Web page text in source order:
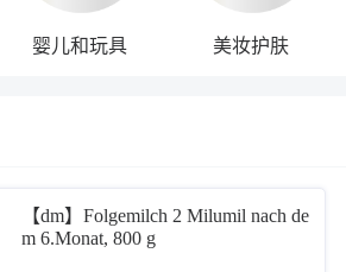
婴儿和玩具 美妆护肤
【dm】Folgemilch 2 Milumil nach de
m 6.Monat, 800 g